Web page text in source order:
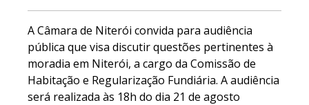
A Câmara de Niterói convida para audiência
pública que visa discutir questões pertinentes à
moradia em Niterói, a cargo da Comissão de
Habitação e Regularização Fundiária. A audiência
será realizada às 18h do dia 21 de agosto